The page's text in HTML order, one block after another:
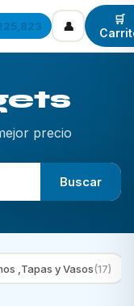
👤
🛒
precio
Buscar
,Tapas y Vasos(17)